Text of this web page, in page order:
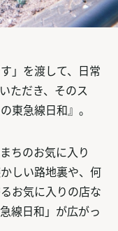
」を渡して、日常
ただき、そのス
東急線日和』。
ちのお気に入り
しい路地裏や、何
お気に入りの店な
線日和」が広がっ